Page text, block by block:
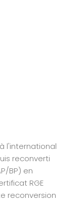
l'international
reconverti
BP) en
RGE
reconversion